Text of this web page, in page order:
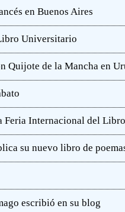
en Buenos Aires
Universitario
Quijote de la Mancha en
Feria Internacional del
su nuevo libro de
escribió en su blog